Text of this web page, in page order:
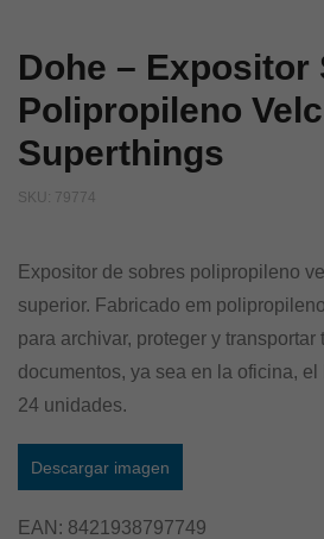
Dohe – Expositor
Polipropileno
Superthings
SKU: 79774
Expositor de sobres polipropileno
superior. Fabricado em
para archivar, proteger y transportar
documentos, ya sea en la oficina,
24 unidades.
Descargar imagen
EAN: 8421938797749